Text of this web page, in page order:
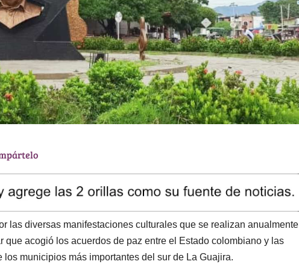
las diversas manifestaciones culturales que se realizan anualmente
que acogió los acuerdos de paz entre el Estado colombiano y las
los municipios más importantes del sur de La Guajira.